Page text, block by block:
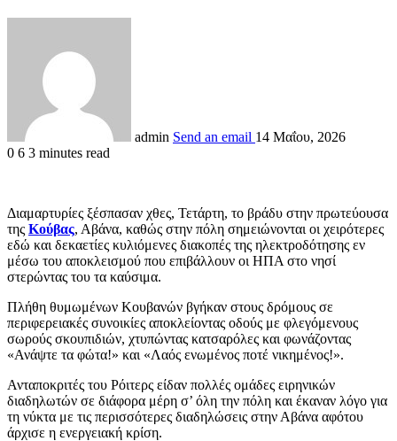
admin Send an email 14 Μαΐου, 2026
0 6 3 minutes read
Διαμαρτυρίες ξέσπασαν χθες, Τετάρτη, το βράδυ στην πρωτεύουσα
της Κούβας, Αβάνα, καθώς στην πόλη σημειώνονται οι χειρότερες
εδώ και δεκαετίες κυλιόμενες διακοπές της ηλεκτροδότησης εν
μέσω του αποκλεισμού που επιβάλλουν οι ΗΠΑ στο νησί
στερώντας του τα καύσιμα.
Πλήθη θυμωμένων Κουβανών βγήκαν στους δρόμους σε
περιφερειακές συνοικίες αποκλείοντας οδούς με φλεγόμενους
σωρούς σκουπιδιών, χτυπώντας κατσαρόλες και φωνάζοντας
«Ανάψτε τα φώτα!» και «Λαός ενωμένος ποτέ νικημένος!».
Ανταποκριτές του Ρόιτερς είδαν πολλές ομάδες ειρηνικών
διαδηλωτών σε διάφορα μέρη σ’ όλη την πόλη και έκαναν λόγο για
τη νύκτα με τις περισσότερες διαδηλώσεις στην Αβάνα αφότου
άρχισε η ενεργειακή κρίση.